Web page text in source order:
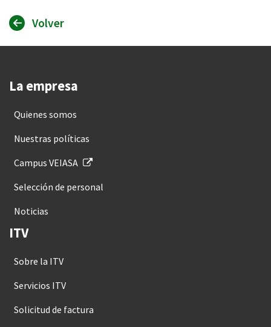
Volver
La empresa
Quienes somos
Nuestras políticas
Campus VEIASA
Selección de personal
Noticias
ITV
Sobre la ITV
Servicios ITV
Solicitud de factura